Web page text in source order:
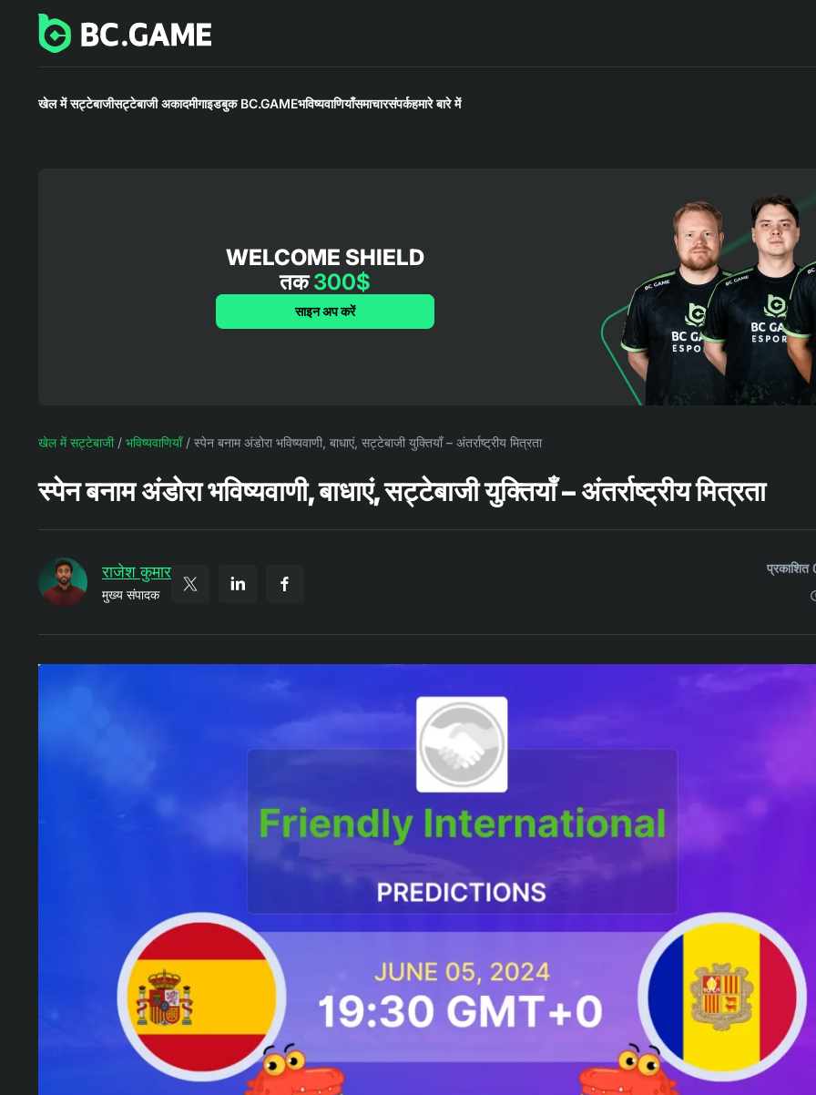
खेल में सट्टेबाजीसट्टेबाजी अकादमीगाइडबुक BC.GAMEभविष्यवाणियाँसमाचारसंपर्कहमारे बारे में
WELCOME SHIELD
तक300$
साइन अप करें
खेल में सट्टेबाजी/ भविष्यवाणियाँ/ स्पेन बनाम अंडोरा भविष्यवाणी, बाधाएं, सट्टेबाजी युक्तियाँ – अंतर्राष्ट्रीय मित्रता
स्पेन बनाम अंडोरा भविष्यवाणी, बाधाएं, सट्टेबाजी युक्तियाँ – अंतर्राष्ट्रीय मित्रता
राजेश कुमार
मुख्य संपादक